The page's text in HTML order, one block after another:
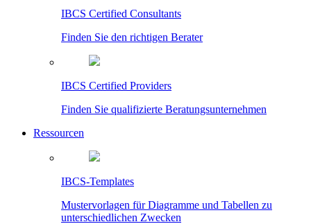
IBCS Certified Consultants
Finden Sie den richtigen Berater
IBCS Certified Providers
Finden Sie qualifizierte Beratungsunternehmen
Ressourcen
IBCS-Templates
Mustervorlagen für Diagramme und Tabellen zu
unterschiedlichen Zwecken